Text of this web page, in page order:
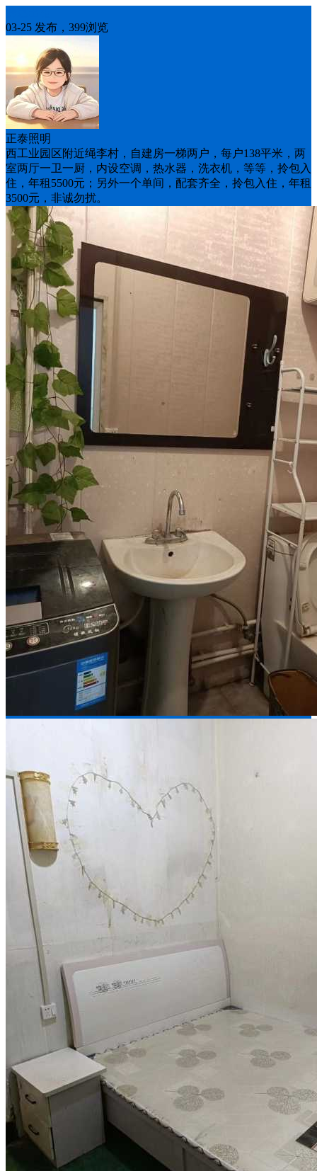
03-25 发布，399浏览
正泰照明
西工业园区附近绳李村，自建房一梯两户，每户138平米，两
室两厅一卫一厨，内设空调，热水器，洗衣机，等等，拎包入
住，年租5500元；另外一个单间，配套齐全，拎包入住，年租
3500元，非诚勿扰。